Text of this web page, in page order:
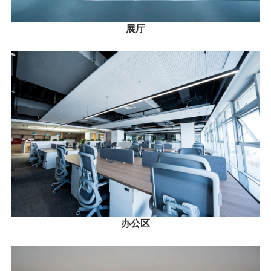
展厅
办公区